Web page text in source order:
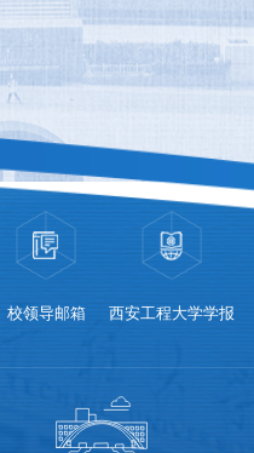
校领导邮箱 西安工程大学学报